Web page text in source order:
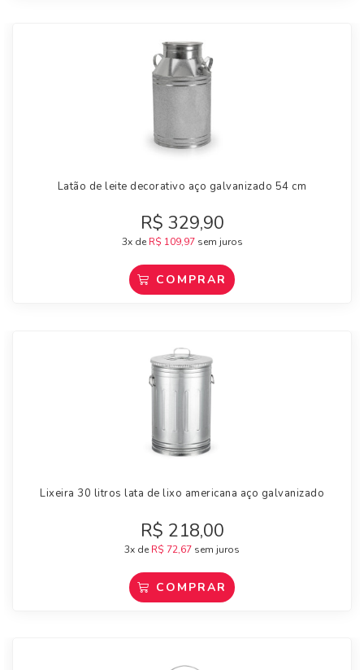
Latão de leite decorativo aço galvanizado 54 cm
R$ 329,90
3x de R$ 109,97sem juros
COMPRAR
Lixeira 30 litros lata de lixo americana aço galvanizado
R$ 218,00
3x de R$ 72,67 sem juros
COMPRAR